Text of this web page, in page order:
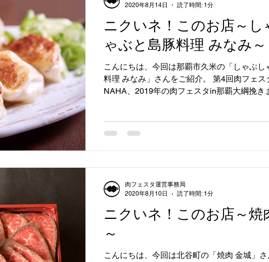
ニクいネ！このお店～し
ゃぶと島豚料理 みなみ～
こんにちは、今回は那覇市久米の「しゃぶし
料理 みなみ」さんをご紹介。 第4回肉フェス
NAHA、2019年の肉フェスタin那覇大綱挽き
2020年8月14日
読了時間: 1分
ニクいネ！このお店～焼
～
こんにちは、今回は北谷町の「焼肉 金城」
肉フェスタ運営事務局
2020年8月10日
読了時間: 1分